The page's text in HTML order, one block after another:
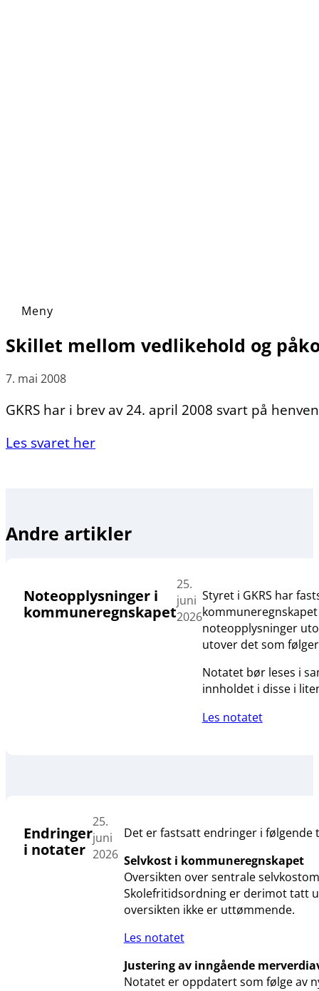
Skillet mellom vedlikehold og
7. mai 2008
GKRS har i brev av 24. april 2008 svart på
Les svaret her
Andre artikler
Noteopplysninger i
kommuneregnskapet
25.
juni
2026
Styret i GKRS har
noteopplysninger
utover det som
Notatet bør leses i
innholdet i disse i
Les notatet
Endringer
i notater
25.
juni
2026
Det er fastsatt endringer i følgende
Selvkost i kommuneregnskapet
Oversikten over sentrale
Skolefritidsordning er derimot tatt
oversikten ikke er uttømmende.
Les notatet
Justering av inngående
Notatet er oppdatert som følge av